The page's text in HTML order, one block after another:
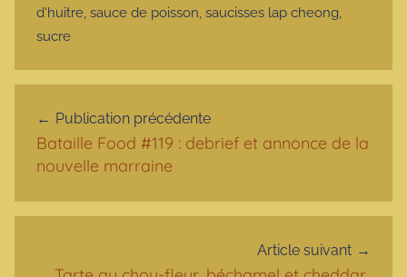
d'huitre, sauce de poisson, saucisses lap cheong,
sucre
Publication précédente
Bataille Food #119 : debrief et annonce de la
nouvelle marraine
Article suivant